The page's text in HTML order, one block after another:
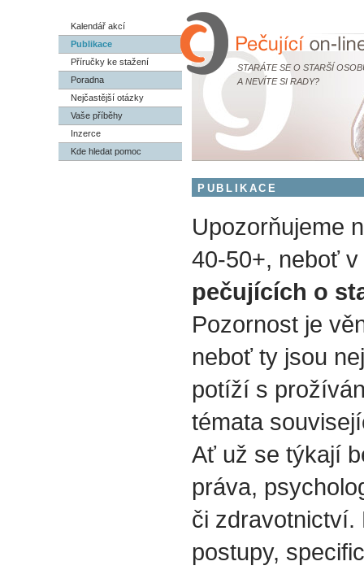
STARÁTE SE O STARŠÍ
A NEVÍTE SI RADY?
Kalendář akcí
Publikace
Příručky ke stažení
Poradna
Nejčastější otázky
Vaše příběhy
Inzerce
Kde hledat pomoc
PUBLIKACE
Upozorňujeme
40-50+, neboť
pečujících o
Pozornost je
neboť ty jsou
potíží s
témata
Ať už se týkají
práva,
či zdravotnictví.
postupy,